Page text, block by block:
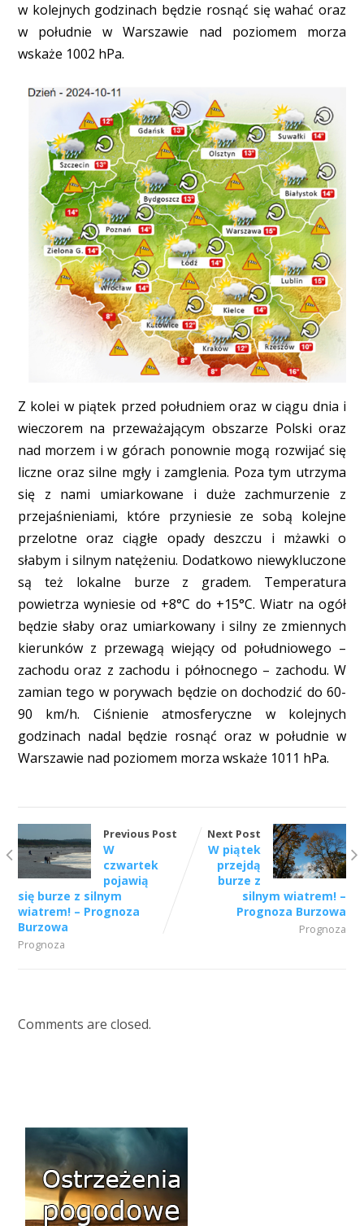
w kolejnych godzinach będzie rosnąć się wahać oraz
w południe w Warszawie nad poziomem morza
wskaże 1002 hPa.
Z kolei w piątek przed południem oraz w ciągu dnia i
wieczorem na przeważającym obszarze Polski oraz
nad morzem i w górach ponownie mogą rozwijać się
liczne oraz silne mgły i zamglenia. Poza tym utrzyma
się z nami umiarkowane i duże zachmurzenie z
przejaśnieniami, które przyniesie ze sobą kolejne
przelotne oraz ciągłe opady deszczu i mżawki o
słabym i silnym natężeniu. Dodatkowo niewykluczone
są też lokalne burze z gradem. Temperatura
powietrza wyniesie od +8°C do +15°C. Wiatr na ogół
będzie słaby oraz umiarkowany i silny ze zmiennych
kierunków z przewagą wiejący od południowego –
zachodu oraz z zachodu i północnego – zachodu. W
zamian tego w porywach będzie on dochodzić do 60-
90 km/h. Ciśnienie atmosferyczne w kolejnych
godzinach nadal będzie rosnąć oraz w południe w
Warszawie nad poziomem morza wskaże 1011 hPa.
Previous Post
W
czwartek
pojawią
się burze z silnym
wiatrem! – Prognoza
Burzowa
Prognoza
Next Post
W piątek
przejdą
burze z
silnym wiatrem! –
Prognoza Burzowa
Prognoza
Comments are closed.